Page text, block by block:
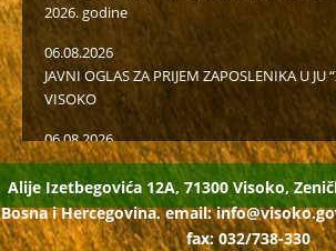
2026. godine
06.08.2026
JAVNI OGLAS ZA PRIJEM ZAPOSLENIKA U JU
VISOKO
06.08.2026
Javni poziv za popunu rezervne liste radi
birački odborima na općim izborima 2026.
05.08.2026
Alije Izetbegovića 12A, 71300 Visoko,
Bosna i Hercegovina. email:
fax: 032/738-330